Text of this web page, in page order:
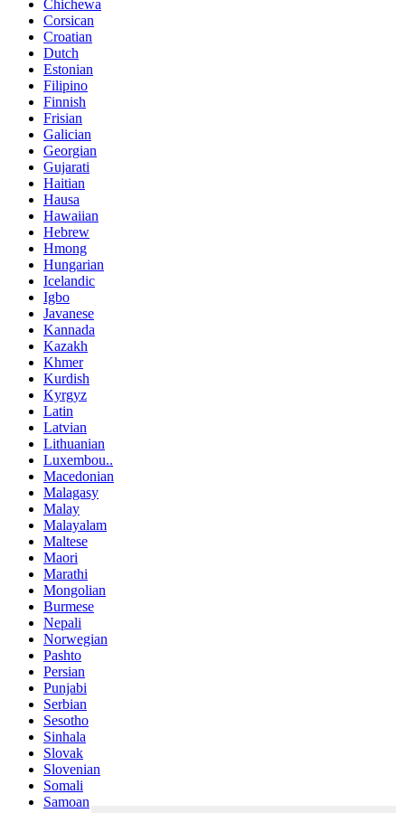
Chichewa
Corsican
Croatian
Dutch
Estonian
Filipino
Finnish
Frisian
Galician
Georgian
Gujarati
Haitian
Hausa
Hawaiian
Hebrew
Hmong
Hungarian
Icelandic
Igbo
Javanese
Kannada
Kazakh
Khmer
Kurdish
Kyrgyz
Latin
Latvian
Lithuanian
Luxembou..
Macedonian
Malagasy
Malay
Malayalam
Maltese
Maori
Marathi
Mongolian
Burmese
Nepali
Norwegian
Pashto
Persian
Punjabi
Serbian
Sesotho
Sinhala
Slovak
Slovenian
Somali
Samoan